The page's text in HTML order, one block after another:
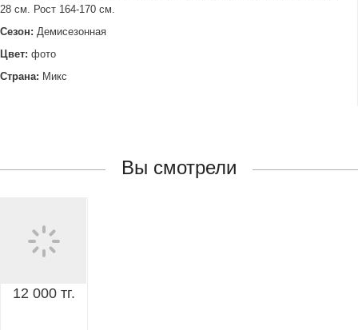
28 см. Рост 164-170 см.
Сезон: Демисезонная
Цвет: фото
Страна: Микс
Вы смотрели
12 000 тг.